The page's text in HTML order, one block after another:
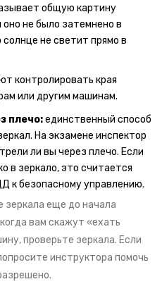
общую картину
не было затемнено в
не светит прямо в
контролировать края
или другим машинам.
плечо:единственный способ
На экзамене инспектор
ли вы через плечо. Если
в зеркало, это считается
к безопасному управлению.
зеркала еще до начала
вам скажут «ехать
проверьте зеркала. Если
инструктора помочь